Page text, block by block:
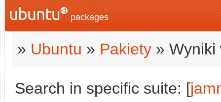
packages
» Ubuntu » Pakiety » Wyniki
Search in specific suite: [